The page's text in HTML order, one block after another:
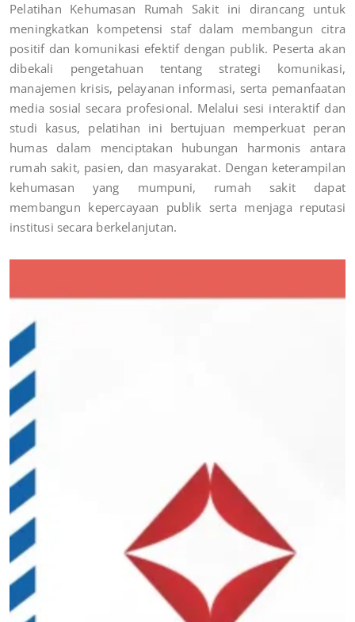
Pelatihan Kehumasan Rumah Sakit ini dirancang untuk
meningkatkan kompetensi staf dalam membangun citra
positif dan komunikasi efektif dengan publik. Peserta akan
dibekali pengetahuan tentang strategi komunikasi,
manajemen krisis, pelayanan informasi, serta pemanfaatan
media sosial secara profesional. Melalui sesi interaktif dan
studi kasus, pelatihan ini bertujuan memperkuat peran
humas dalam menciptakan hubungan harmonis antara
rumah sakit, pasien, dan masyarakat. Dengan keterampilan
kehumasan yang mumpuni, rumah sakit dapat
membangun kepercayaan publik serta menjaga reputasi
institusi secara berkelanjutan.